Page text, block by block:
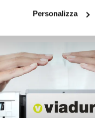
Personalizza
Approfittane